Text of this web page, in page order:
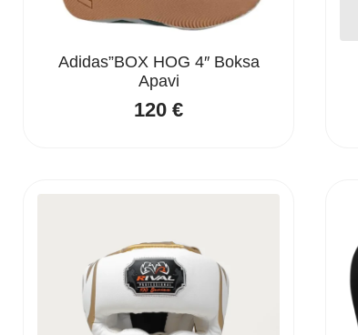
Adidas”BOX HOG 4″ Boksa
Apavi
120€